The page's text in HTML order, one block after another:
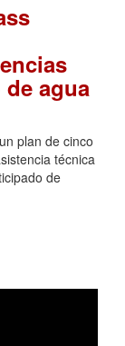
agua
plan de cinco
técnica
de